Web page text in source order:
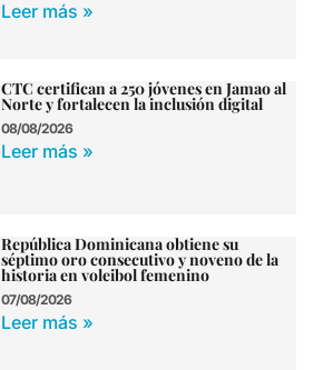
Leer más »
CTC certifican a 250 jóvenes en Jamao al
Norte y fortalecen la inclusión digital
08/08/2026
Leer más »
República Dominicana obtiene su
séptimo oro consecutivo y noveno de la
historia en voleibol femenino
07/08/2026
Leer más »